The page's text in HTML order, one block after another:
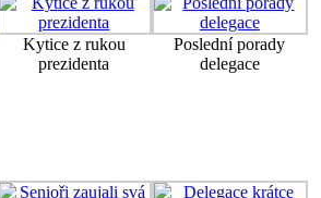
Kytice z rukou
prezidenta
Poslední porady
delegace